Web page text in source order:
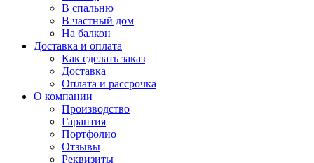
В спальню
В частный дом
На балкон
Доставка и оплата
Как сделать заказ
Доставка
Оплата и рассрочка
О компании
Производство
Гарантия
Портфолио
Отзывы
Реквизиты